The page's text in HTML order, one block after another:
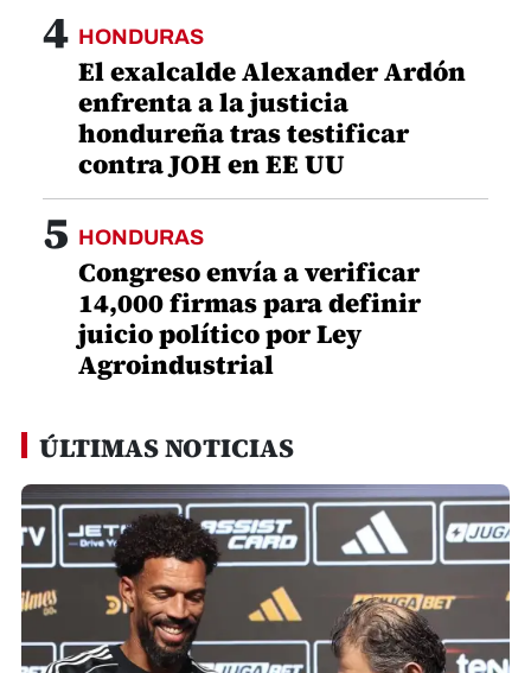
4 HONDURAS
El exalcalde Alexander Ardón
enfrenta a la justicia
hondureña tras testificar
contra JOH en EE UU
5 HONDURAS
Congreso envía a verificar
14,000 firmas para definir
juicio político por Ley
Agroindustrial
ÚLTIMAS NOTICIAS